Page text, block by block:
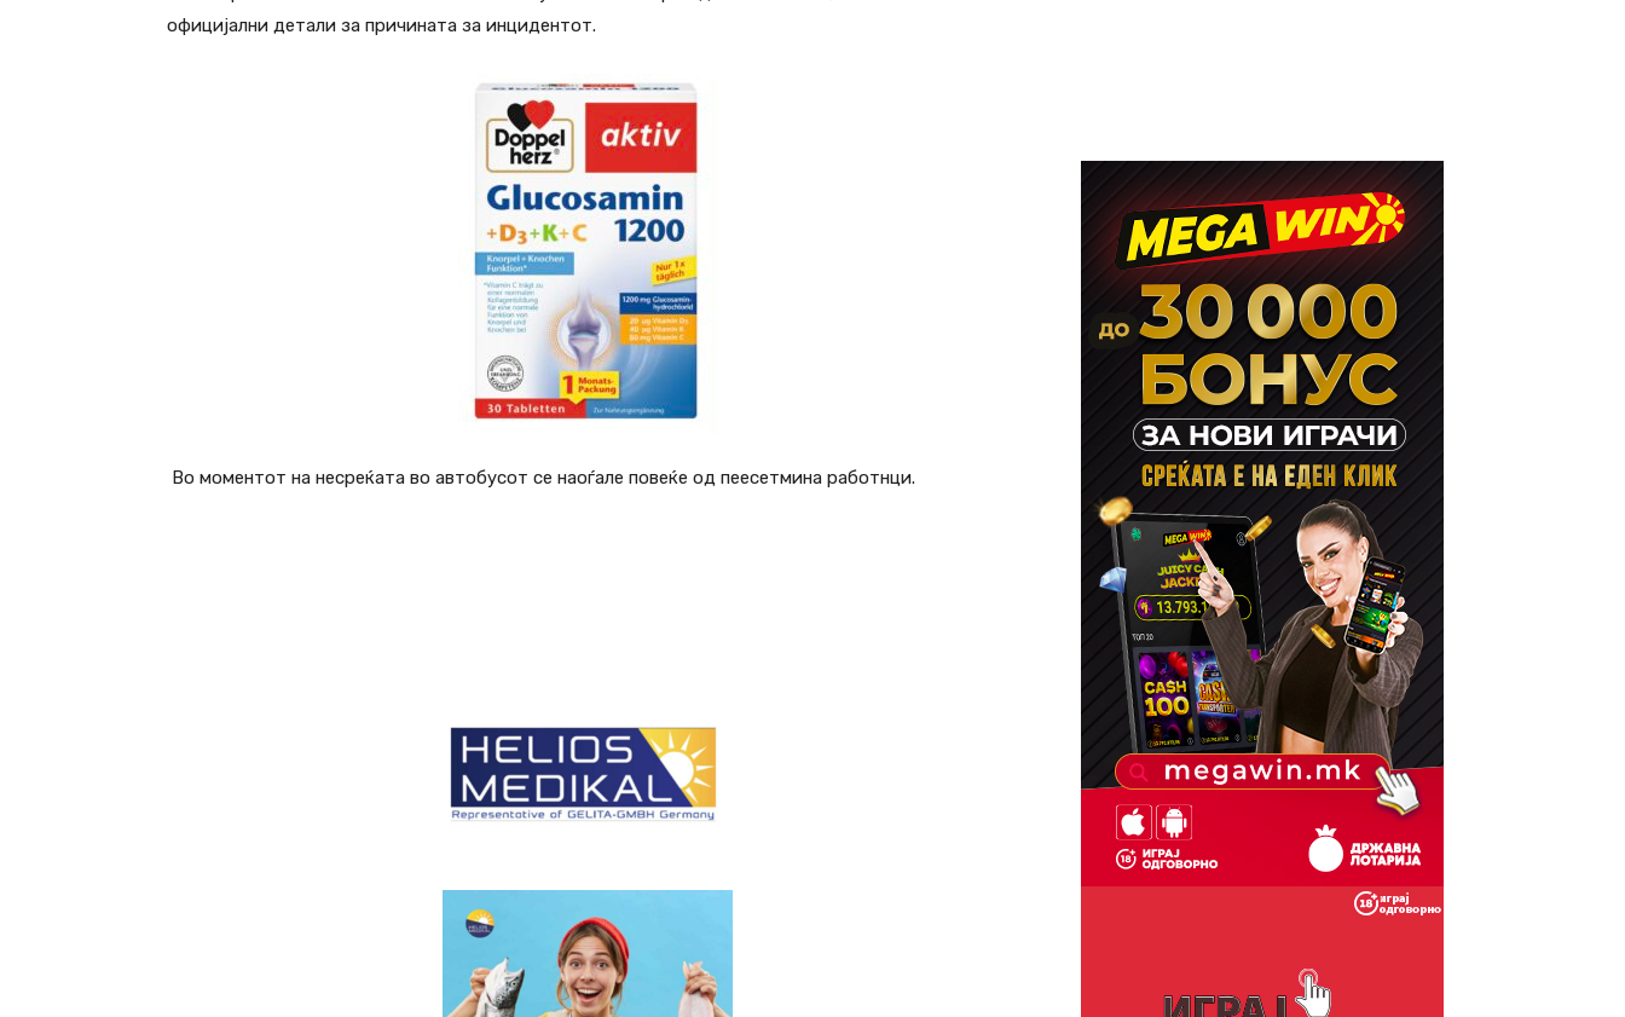
официјални детали за причината за инцидентот.
Во моментот на несреќата во автобусот се наоѓале повеќе од пеесетмина работнци.